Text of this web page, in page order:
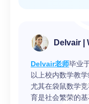
Delvair |
Delvair老师毕业
以上校内数学教
尤其在袋鼠数学
育是社会繁荣的